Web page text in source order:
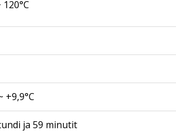
120°C
+9,9°C
ja 59 minutit